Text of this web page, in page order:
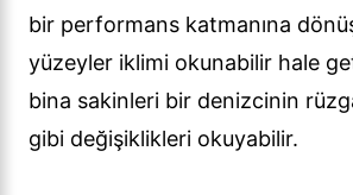
bir performans katmanına
yüzeyler iklimi okunabilir hale
bina sakinleri bir denizcinin
gibi değişiklikleri okuyabilir.